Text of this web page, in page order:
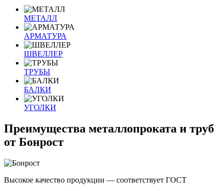
МЕТАЛЛ
АРМАТУРА
ШВЕЛЛЕР
ТРУБЫ
БАЛКИ
УГОЛКИ
Преимущества металлопроката и труб
от Бонрост
Высокое качество продукции — соответствует ГОСТ